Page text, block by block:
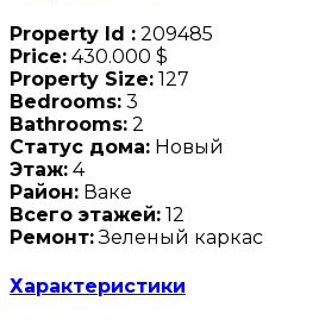
Property Id : 209485
Price: 430.000 $
Property Size: 127
Bedrooms: 3
Bathrooms: 2
Статус дома: Новый
Этаж: 4
Район: Ваке
Всего этажей: 12
Ремонт:Зеленый каркас
Характеристики